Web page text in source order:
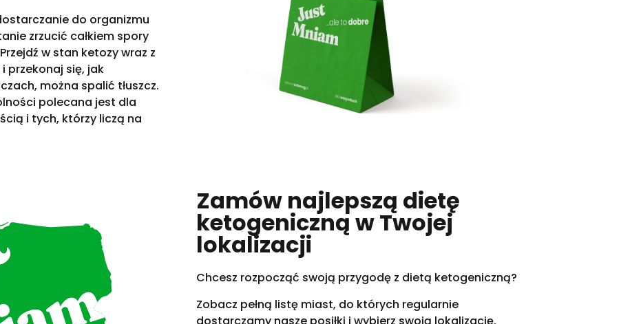
do organizmu
zrzucić całkiem spory
w stan ketozy wraz z
przekonaj się, jak
można spalić tłuszcz.
polecana jest dla
i tych, którzy liczą na
Zamów najlepszą dietę
ketogeniczną w Twojej
lokalizacji
Chcesz rozpocząć swoją przygodę z dietą ketogeniczną?
Zobacz pełną listę miast, do których regularnie
dostarczamy nasze posiłki i wybierz swoją lokalizację.